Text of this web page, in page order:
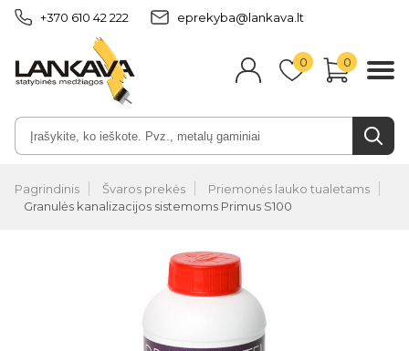
+370 610 42 222 eprekyba@lankava.lt
0 0
Pagrindinis Švaros prekės
Priemonės lauko tualetams
Granulės kanalizacijos sistemoms Primus S100